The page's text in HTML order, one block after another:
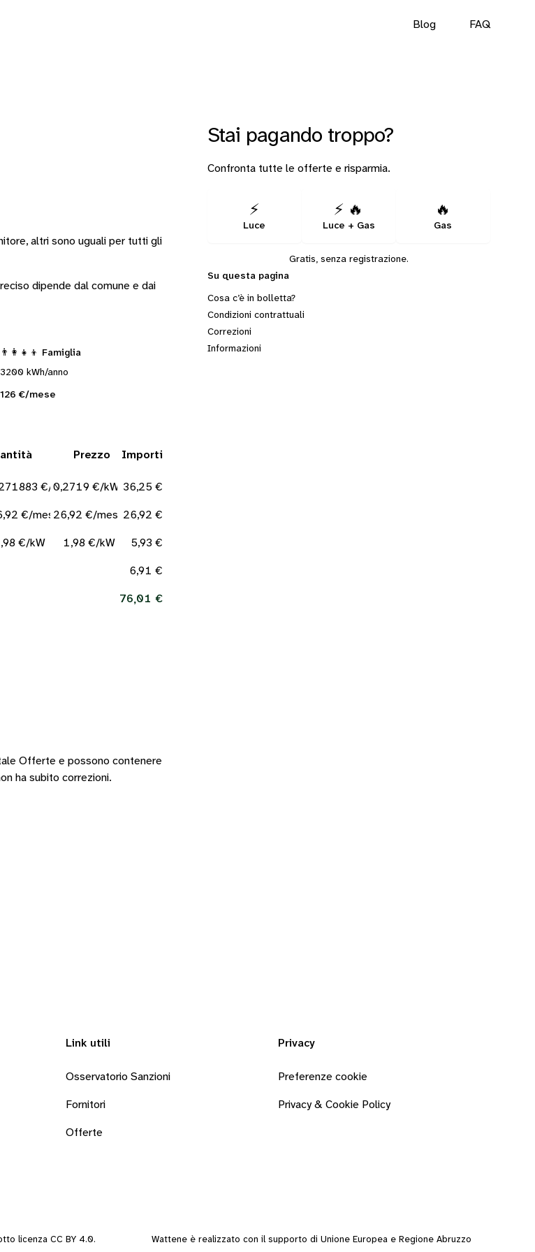
Blog FAQ
, altri sono uguali per tutti gli
dipende dal comune e dai
👨‍👩‍👧‍👦 Famiglia
3200 kWh/anno
126 €/mese
Prezzo Importi
€/kWh
0,2719 €/kWh36,25 €
€/mese26,92 €/mese26,92 €
€/kW 1,98 €/kW 5,93 €
6,91 €
76,01 €
Offerte e possono contenere
ha subito correzioni.
Stai pagando troppo?
Confronta tutte le offerte e risparmia.
⚡
Luce
⚡ 🔥
Luce + Gas
🔥
Gas
Gratis, senza registrazione.
Su questa pagina
Cosa c’è in bolletta?
Condizioni contrattuali
Correzioni
Informazioni
Link utili
Osservatorio Sanzioni
Fornitori
Offerte
Privacy
Preferenze cookie
Privacy & Cookie Policy
licenza CC BY 4.0.
Wattene è realizzato con il supporto di Unione Europea e Regione Abruzzo